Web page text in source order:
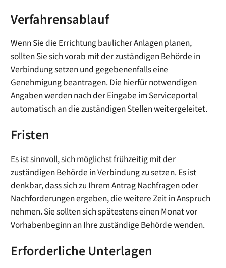
Verfahrensablauf
Wenn Sie die Errichtung baulicher Anlagen planen,
sollten Sie sich vorab mit der zuständigen Behörde in
Verbindung setzen und gegebenenfalls eine
Genehmigung beantragen. Die hierfür notwendigen
Angaben werden nach der Eingabe im Serviceportal
automatisch an die zuständigen Stellen weitergeleitet.
Fristen
Es ist sinnvoll, sich möglichst frühzeitig mit der
zuständigen Behörde in Verbindung zu setzen. Es ist
denkbar, dass sich zu Ihrem Antrag Nachfragen oder
Nachforderungen ergeben, die weitere Zeit in Anspruch
nehmen. Sie sollten sich spätestens einen Monat vor
Vorhabenbeginn an Ihre zuständige Behörde wenden.
Erforderliche Unterlagen